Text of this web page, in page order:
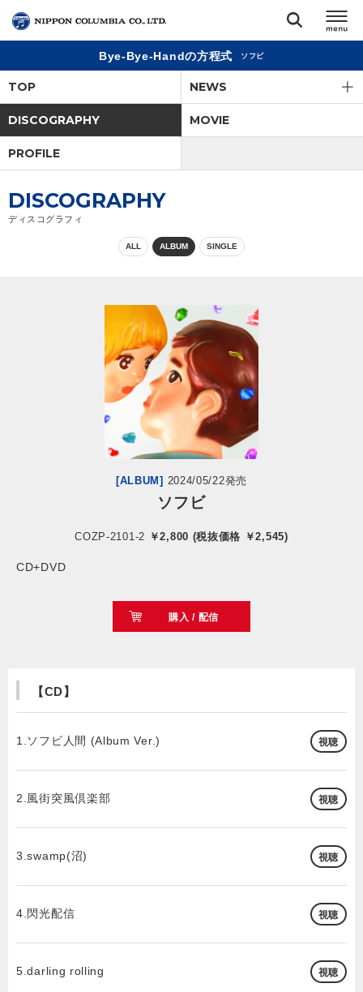
閉じる
アーティスト
ジャンル
閉じる
Bye-Bye-Handの方程式 ソフビ
TOP NEWS
DISCOGRAPHY MOVIE
PROFILE
DISCOGRAPHY
ディスコグラフィ
ALL ALBUM SINGLE
[ALBUM] 2024/05/22発売
ソフビ
COZP-2101-2 ￥2,800 (税抜価格 ￥2,545)
CD+DVD
購入 / 配信
【CD】
1.ソフビ人間 (Album Ver.) 視聴
2.風街突風倶楽部 視聴
3.swamp(沼) 視聴
4.閃光配信 視聴
5.darling rolling 視聴